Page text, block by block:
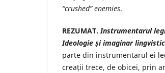
“crushed” enemies.
REZUMAT.Instrumentarul
Ideologie și imaginar
parte din instrumentarul ei
creații trece, de obicei, prin